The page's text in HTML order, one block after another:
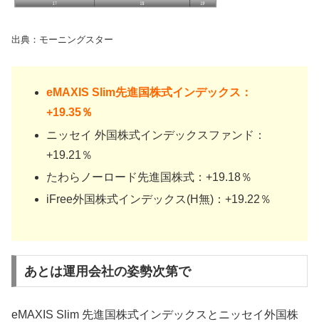
出典：モーニングスター
eMAXIS Slim先進国株式インデックス：
+19.35％
ニッセイ 外国株式インデックスファンド：
+19.21％
たわらノーロード先進国株式：+19.18％
iFree外国株式インデックス(H無)：+19.22％
あとは運用会社の姿勢次第で
eMAXIS Slim 先進国株式インデックスとニッセイ外国株